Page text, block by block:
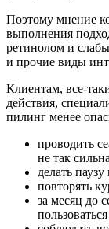
Поэтому мнение
выполнения
ретинолом и
и прочие виды
Клиентам, все-
действия,
пилинг менее
проводить
не так
делать
повторять
за месяц до